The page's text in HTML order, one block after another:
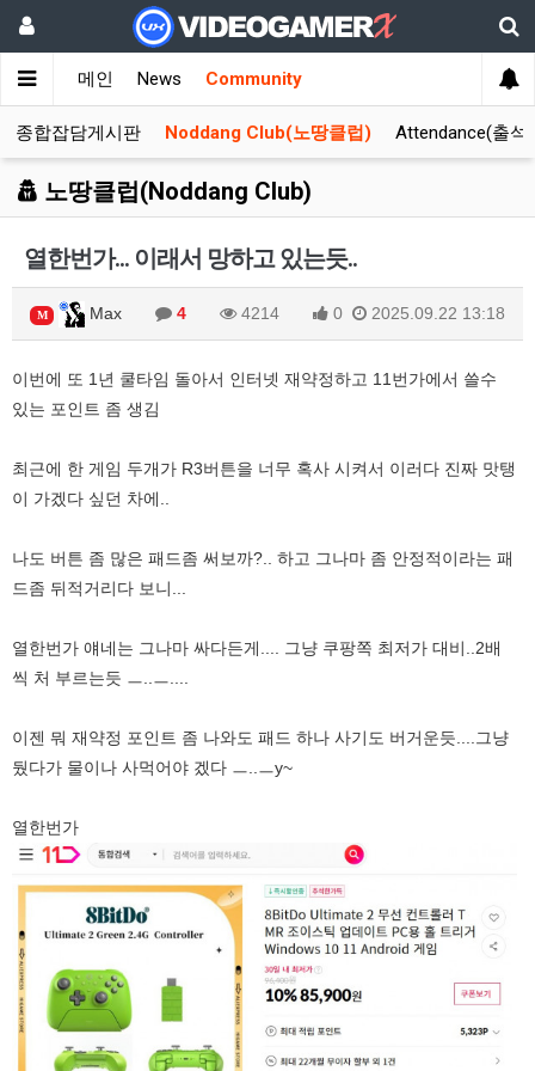
메인 News Community
종합잡담게시판 Noddang Club(노땅클럽) Attendance(출석
노땅클럽(Noddang Club)
열한번가... 이래서 망하고 있는듯..
M Max 4 4214 0 2025.09.22 13:18
이번에 또 1년 쿨타임 돌아서 인터넷 재약정하고 11번가에서 쓸수
있는 포인트 좀 생김
최근에 한 게임 두개가 R3버튼을 너무 혹사 시켜서 이러다 진짜 맛탱
이 가겠다 싶던 차에..
나도 버튼 좀 많은 패드좀 써보까?.. 하고 그나마 좀 안정적이라는 패
드좀 뒤적거리다 보니...
열한번가 얘네는 그나마 싸다든게.... 그냥 쿠팡쪽 최저가 대비..2배
씩 처 부르는듯 ㅡ..ㅡ....
이젠 뭐 재약정 포인트 좀 나와도 패드 하나 사기도 버거운듯....그냥
뒀다가 물이나 사먹어야 겠다 ㅡ..ㅡy~
열한번가